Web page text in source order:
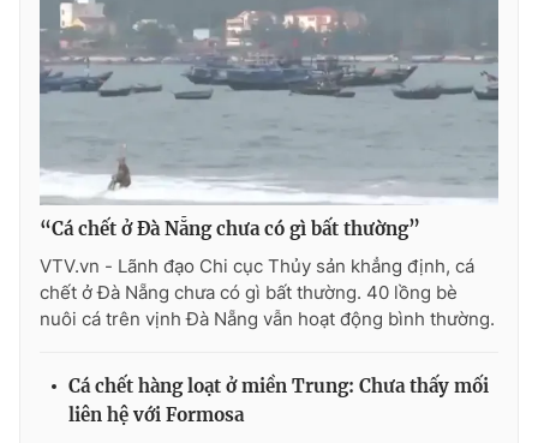
Video Shorts video
VTV Money VTV Thể thao
VTV Sức khoẻ Bất động sản
Thị trường 24h Tấm lòng Việt
VTV4 Vươn mình bằng AI
Liên hệ tòa soạn
“Cá chết ở Đà Nẵng chưa có gì bất thường”
VTV.vn - Lãnh đạo Chi cục Thủy sản khẳng định, cá
chết ở Đà Nẵng chưa có gì bất thường. 40 lồng bè
nuôi cá trên vịnh Đà Nẵng vẫn hoạt động bình thường.
Cá chết hàng loạt ở miền Trung: Chưa thấy mối
liên hệ với Formosa